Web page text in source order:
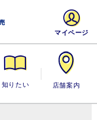
知りたい 店舗案内
マイページ